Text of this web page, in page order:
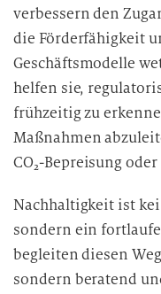
verbessern den
die Förderfähigkeit
Geschäftsmodelle
helfen sie,
frühzeitig zu
Maßnahmen
CO₂-Bepreisung
Nachhaltigkeit ist
sondern ein
begleiten diesen
sondern beratend